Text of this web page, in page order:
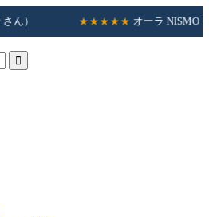
オーラ NISMO｜素早く対応して頂